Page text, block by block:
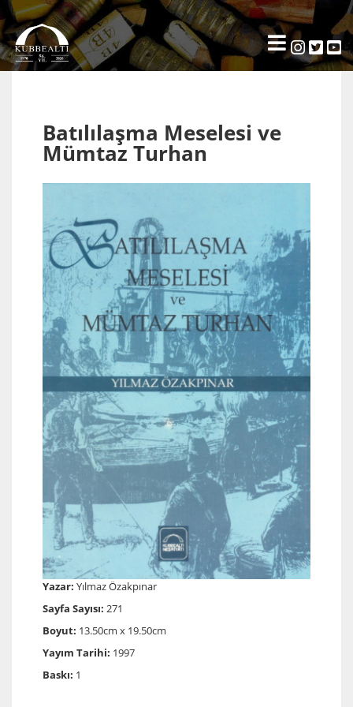
Batılılaşma Meselesi ve
Mümtaz Turhan
Yazar: Yılmaz Özakpınar
Sayfa Sayısı: 271
Boyut: 13.50cm x 19.50cm
Yayım Tarihi: 1997
Baskı: 1